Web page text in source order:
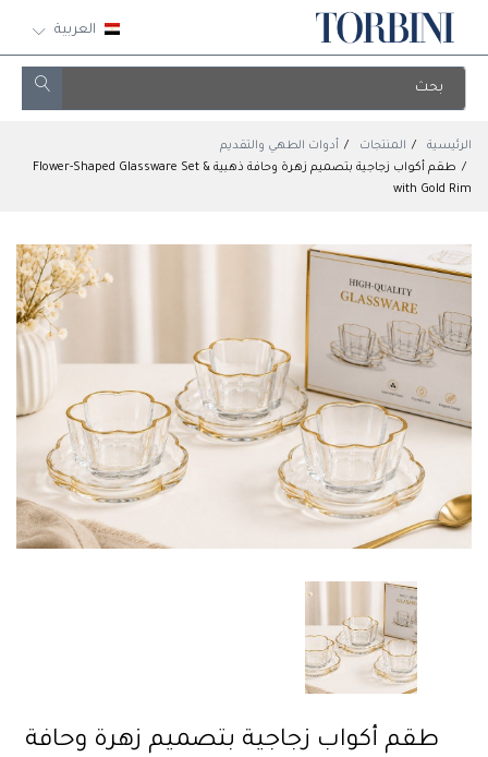
العربية
الرئيسية المنتجات
أدوات الطهي والتقديم
طقم أكواب زجاجية بتصميم زهرة وحافة ذهبية & Flower-Shaped Glassware Set
with Gold Rim
طقم أكواب زجاجية بتصميم زهرة وحافة